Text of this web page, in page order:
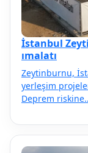
İstanbul
ımalatı
Zeytinburnu,
yerleşim
Deprem